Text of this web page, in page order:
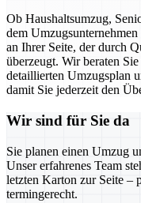
Ob Haushaltsumzug,
dem
an Ihrer Seite, der durch
überzeugt. Wir beraten
detaillierten Umzugsplan
damit Sie jederzeit den
Wir sind für Sie da
Sie planen einen Umzug
Unser erfahrenes Team
letzten Karton zur Seite –
termingerecht.